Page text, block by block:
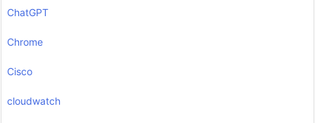
ChatGPT
Chrome
Cisco
cloudwatch